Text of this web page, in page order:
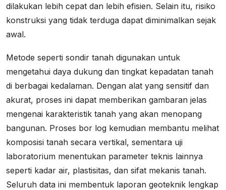
dilakukan lebih cepat dan lebih efisien. Selain itu, risiko
konstruksi yang tidak terduga dapat diminimalkan sejak
awal.
Metode seperti sondir tanah digunakan untuk
mengetahui daya dukung dan tingkat kepadatan tanah
di berbagai kedalaman. Dengan alat yang sensitif dan
akurat, proses ini dapat memberikan gambaran jelas
mengenai karakteristik tanah yang akan menopang
bangunan. Proses bor log kemudian membantu melihat
komposisi tanah secara vertikal, sementara uji
laboratorium menentukan parameter teknis lainnya
seperti kadar air, plastisitas, dan sifat mekanis tanah.
Seluruh data ini membentuk laporan geoteknik lengkap